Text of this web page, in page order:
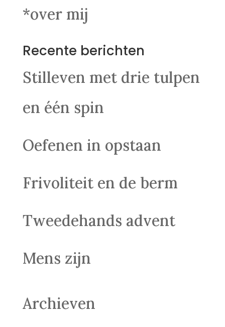
*over mij
Recente berichten
Stilleven met drie tulpen
en één spin
Oefenen in opstaan
Frivoliteit en de berm
Tweedehands advent
Mens zijn
Archieven